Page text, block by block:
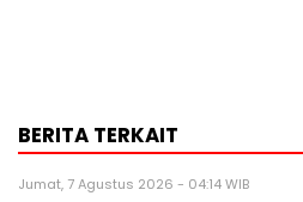
BERITA TERKAIT
Jumat, 7 Agustus 2026 - 04:14 WIB